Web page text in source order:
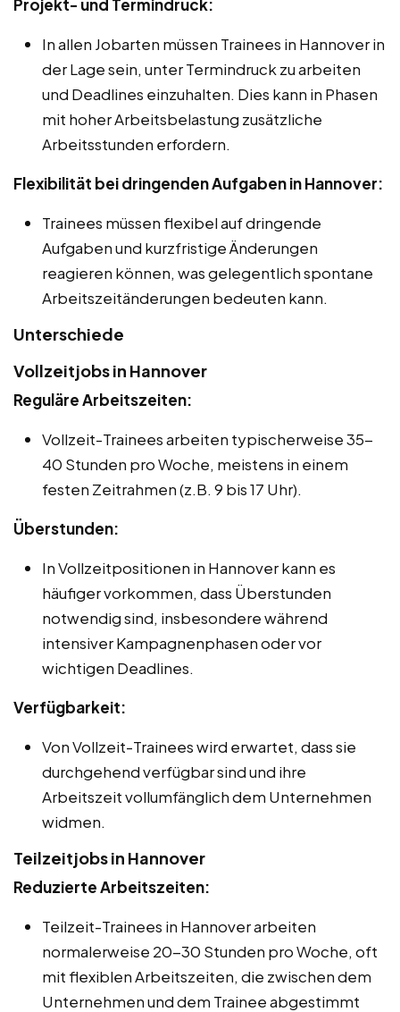
Projekt- und Termindruck:
In allen Jobarten müssen Trainees in Hannover in
der Lage sein, unter Termindruck zu arbeiten
und Deadlines einzuhalten. Dies kann in Phasen
mit hoher Arbeitsbelastung zusätzliche
Arbeitsstunden erfordern.
Flexibilität bei dringenden Aufgaben in Hannover:
Trainees müssen flexibel auf dringende
Aufgaben und kurzfristige Änderungen
reagieren können, was gelegentlich spontane
Arbeitszeitänderungen bedeuten kann.
Unterschiede
Vollzeitjobs in Hannover
Reguläre Arbeitszeiten:
Vollzeit-Trainees arbeiten typischerweise 35-
40 Stunden pro Woche, meistens in einem
festen Zeitrahmen (z.B. 9 bis 17 Uhr).
Überstunden:
In Vollzeitpositionen in Hannover kann es
häufiger vorkommen, dass Überstunden
notwendig sind, insbesondere während
intensiver Kampagnenphasen oder vor
wichtigen Deadlines.
Verfügbarkeit:
Von Vollzeit-Trainees wird erwartet, dass sie
durchgehend verfügbar sind und ihre
Arbeitszeit vollumfänglich dem Unternehmen
widmen.
Teilzeitjobs in Hannover
Reduzierte Arbeitszeiten:
Teilzeit-Trainees in Hannover arbeiten
normalerweise 20-30 Stunden pro Woche, oft
mit flexiblen Arbeitszeiten, die zwischen dem
Unternehmen und dem Trainee abgestimmt